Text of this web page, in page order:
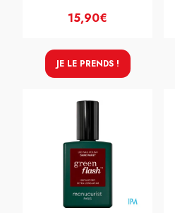
15,90€
JE LE PRENDS !